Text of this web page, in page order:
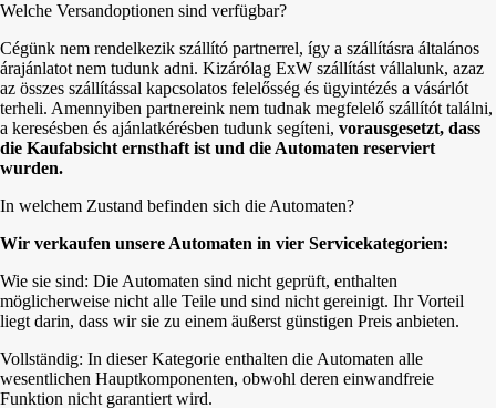
Welche Versandoptionen sind verfügbar?
Cégünk nem rendelkezik szállító partnerrel, így a szállításra általános
árajánlatot nem tudunk adni. Kizárólag ExW szállítást vállalunk, azaz
az összes szállítással kapcsolatos felelősség és ügyintézés a vásárlót
terheli. Amennyiben partnereink nem tudnak megfelelő szállítót találni,
a keresésben és ajánlatkérésben tudunk segíteni, vorausgesetzt, dass
die Kaufabsicht ernsthaft ist und die Automaten reserviert
wurden.
In welchem Zustand befinden sich die Automaten?
Wir verkaufen unsere Automaten in vier Servicekategorien:
Wie sie sind: Die Automaten sind nicht geprüft, enthalten
möglicherweise nicht alle Teile und sind nicht gereinigt. Ihr Vorteil
liegt darin, dass wir sie zu einem äußerst günstigen Preis anbieten.
Vollständig: In dieser Kategorie enthalten die Automaten alle
wesentlichen Hauptkomponenten, obwohl deren einwandfreie
Funktion nicht garantiert wird.